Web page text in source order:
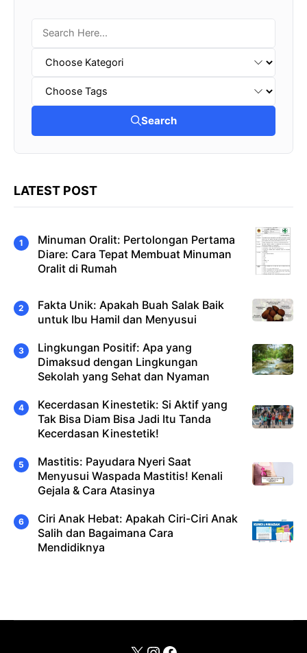
Search
LATEST POST
Minuman Oralit: Pertolongan Pertama
Diare: Cara Tepat Membuat Minuman
Oralit di Rumah
Fakta Unik: Apakah Buah Salak Baik
untuk Ibu Hamil dan Menyusui
Lingkungan Positif: Apa yang
Dimaksud dengan Lingkungan
Sekolah yang Sehat dan Nyaman
Kecerdasan Kinestetik: Si Aktif yang
Tak Bisa Diam Bisa Jadi Itu Tanda
Kecerdasan Kinestetik!
Mastitis: Payudara Nyeri Saat
Menyusui Waspada Mastitis! Kenali
Gejala & Cara Atasinya
Ciri Anak Hebat: Apakah Ciri-Ciri Anak
Salih dan Bagaimana Cara
Mendidiknya